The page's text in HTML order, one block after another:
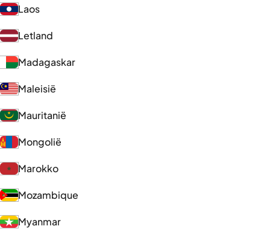
Laos
Letland
Madagaskar
Maleisië
Mauritanië
Mongolië
Marokko
Mozambique
Myanmar